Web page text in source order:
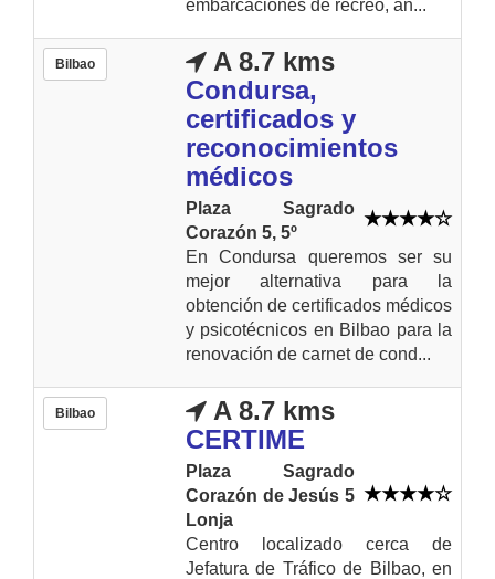
embarcaciones de recreo, an...
Bilbao
A 8.7 kms
Condursa,
certificados y
reconocimientos
médicos
Plaza Sagrado
Corazón 5, 5º
En Condursa queremos ser su
mejor alternativa para la
obtención de certificados médicos
y psicotécnicos en Bilbao para la
renovación de carnet de cond...
Bilbao
A 8.7 kms
CERTIME
Plaza Sagrado
Corazón de Jesús 5
Lonja
Centro localizado cerca de
Jefatura de Tráfico de Bilbao, en